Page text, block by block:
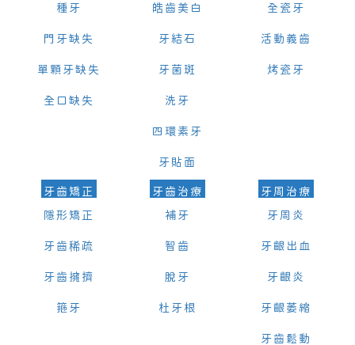
種牙
門牙缺失
單顆牙缺失
全口缺失
皓齒美白
牙結石
牙菌斑
洗牙
四環素牙
牙貼面
全瓷牙
活動義齒
烤瓷牙
牙齒矯正
隱形矯正
牙齒稀疏
牙齒擁擠
箍牙
牙齒治療
補牙
智齒
脫牙
杜牙根
牙周治療
牙周炎
牙齦出血
牙齦炎
牙齦萎縮
牙齒鬆動